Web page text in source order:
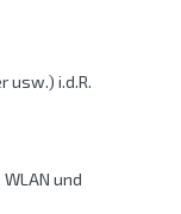
i.d.R.
und